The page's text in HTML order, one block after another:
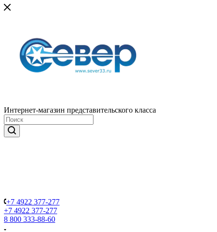
Интернет-магазин представительского класса
+7 4922 377-277
+7 4922 377-277
8 800 333-88-60